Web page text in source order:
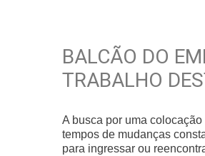
BALCÃO DO
TRABALHO
A busca por uma
tempos de mudanças
para ingressar ou